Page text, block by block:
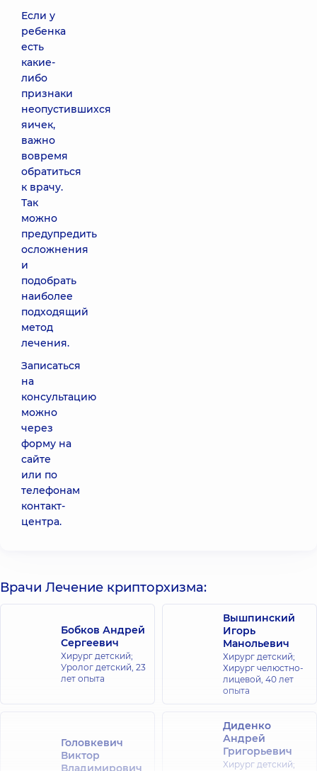
Если у
ребенка
есть
какие-
либо
признаки
неопустившихся
яичек,
важно
вовремя
обратиться
к врачу.
Так
можно
предупредить
осложнения
и
подобрать
наиболее
подходящий
метод
лечения.
Записаться
на
консультацию
можно
через
форму на
сайте
или по
телефонам
контакт-
центра.
Врачи Лечение крипторхизма:
Бобков Андрей
Сергеевич
Хирург детский;
Уролог детский, 23
лет опыта
Вышпинский
Игорь
Манольевич
Хирург детский;
Хирург челюстно-
лицевой, 40 лет
опыта
Головкевич
Виктор
Владимирович
Диденко
Андрей
Григорьевич
Хирург детский;